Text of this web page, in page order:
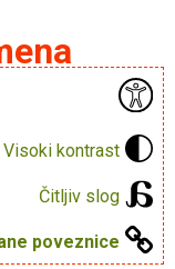
Visoki kontrast
Čitljiv slog
poveznice